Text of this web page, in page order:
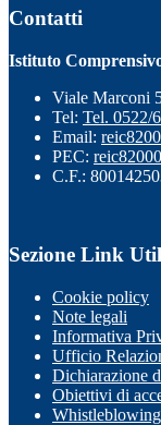
Contatti
Istituto
Viale Marconi
Tel: Tel. 0522/
Email:
PEC:
C.F.:
Sezione Link
Cookie policy
Note legali
Informativa
Ufficio
Dichiarazione
Obiettivi di
Whistleblowing